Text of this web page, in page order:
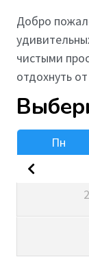
Добро
чистыми
отдохнуть
Пн